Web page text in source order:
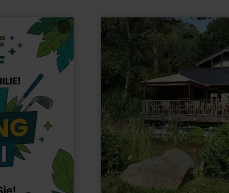
meer
informatie
over:
Visvijver
Barweiler
Mühle